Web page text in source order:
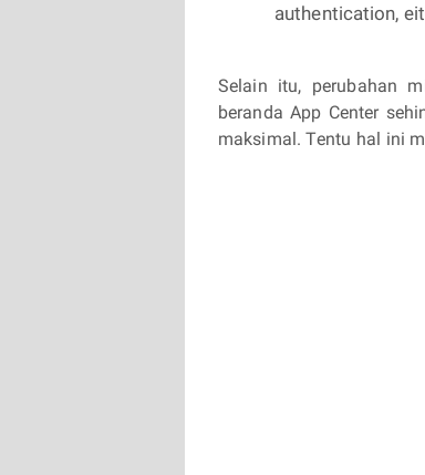
authentication,
Selain itu, perubahan
beranda App Center
maksimal. Tentu hal ini